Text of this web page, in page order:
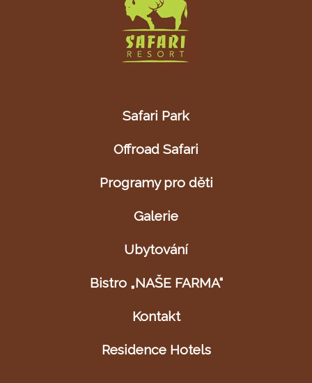
Safari Park
Offroad Safari
Programy pro děti
Galerie
Ubytování
Bistro „NAŠE FARMA“
Kontakt
Residence Hotels